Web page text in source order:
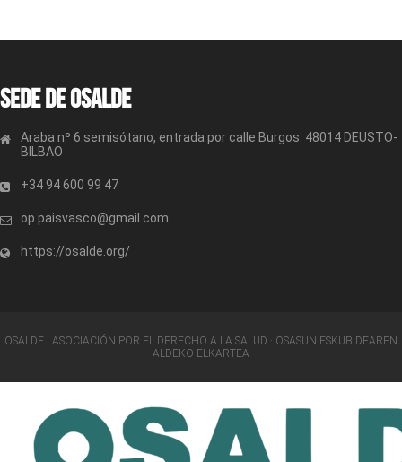
Sede de OSALDE
Araba nº 6 semisótano, entrada por calle Burgos. 48014 DEUSTO-
BILBAO
+34 94 600 99 47
op.paisvasco@gmail.com
https://osalde.org/
OSALDE | ASOCIACIÓN POR EL DERECHO A LA SALUD · OSASUN ESKUBIDEAREN
ALDEKO ELKARTEA